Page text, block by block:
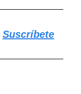
Suscríbete